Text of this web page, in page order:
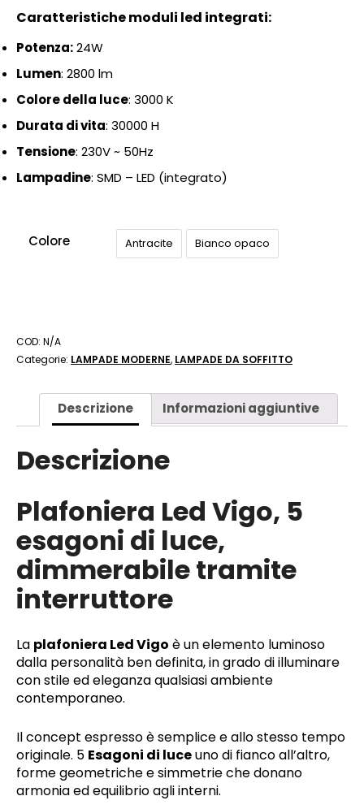
Caratteristiche moduli led integrati:
Potenza:24W
Lumen: 2800 lm
Colore della luce: 3000 K
Durata di vita: 30000 H
Tensione: 230V ~ 50Hz
Lampadine: SMD – LED (integrato)
Colore Antracite Bianco opaco
COD: N/A
Categorie: LAMPADE MODERNE, LAMPADE DA SOFFITTO
Descrizione Informazioni aggiuntive
Descrizione
Plafoniera Led Vigo, 5
esagoni di luce,
dimmerabile tramite
interruttore
La plafoniera Led Vigo è un elemento luminoso
dalla personalità ben definita, in grado di illuminare
con stile ed eleganza qualsiasi ambiente
contemporaneo.
Il concept espresso è semplice e allo stesso tempo
originale. 5 Esagoni di luceuno di fianco all’altro,
forme geometriche e simmetrie che donano
armonia ed equilibrio agli interni.